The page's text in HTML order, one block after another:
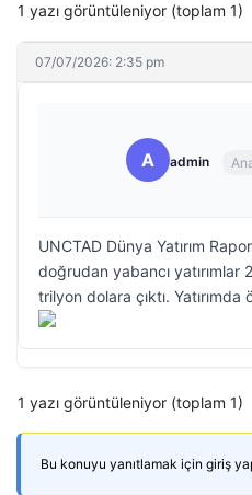
1 yazı görüntüleniyor (toplam 1)
07/07/2026: 2:35 pm
A admin
UNCTAD Dünya Yatırım
doğrudan yabancı yatırımlar
trilyon dolara çıktı.
1 yazı görüntüleniyor (toplam 1)
Bu konuyu yanıtlamak için giriş